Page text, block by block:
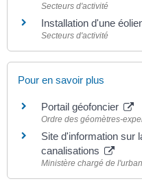
Secteurs d'activité
Installation d'une
Secteurs d'activité
Pour en savoir plus
Portail géofoncier
Ordre des géomètres-
Site d'information sur
canalisations
Ministère chargé de